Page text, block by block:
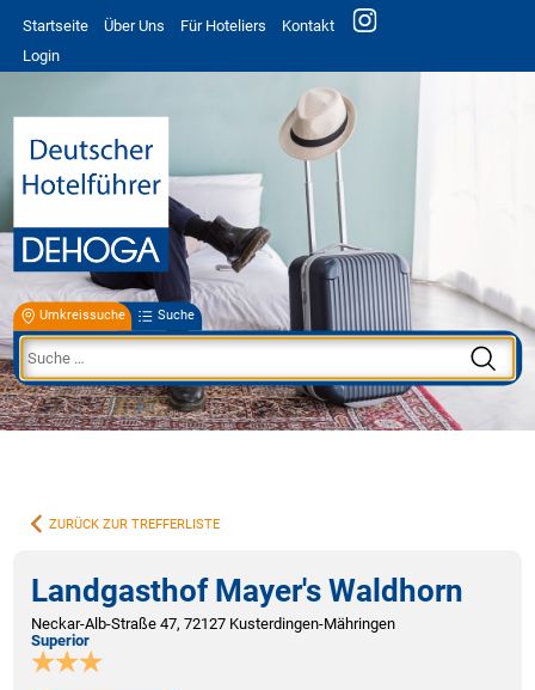
Startseite Über Uns Für Hoteliers
Kontakt
Login
Umkreissuche Suche
ZURÜCK ZUR TREFFERLISTE
Landgasthof Mayer's Waldhorn
Neckar-Alb-Straße 47, 72127 Kusterdingen-Mähringen
Superior